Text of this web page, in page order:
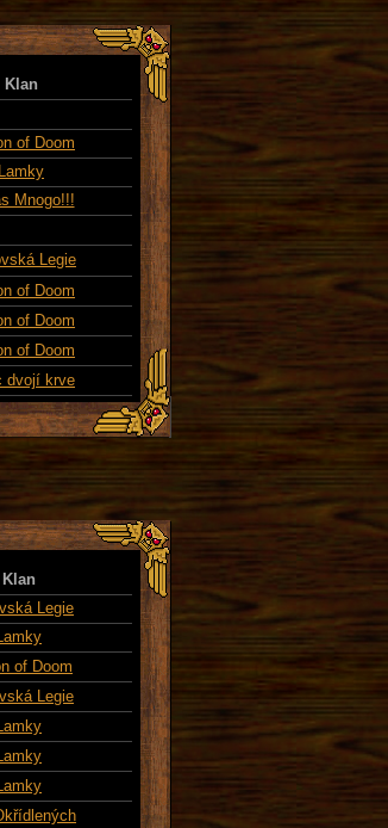
Klan
of Doom
Lamky
Mnogo!!!
Legie
of Doom
of Doom
of Doom
dvojí krve
Klan
Legie
of Doom
Legie